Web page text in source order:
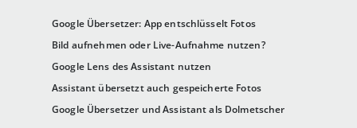
Google Übersetzer: App entschlüsselt Fotos
Bild aufnehmen oder Live-Aufnahme nutzen?
Google Lens des Assistant nutzen
Assistant übersetzt auch gespeicherte Fotos
Google Übersetzer und Assistant als Dolmetscher